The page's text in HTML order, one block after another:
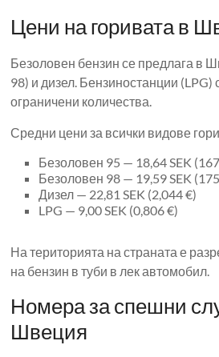
Цени на горивата в
Безоловен бензин се предлага в
98) и дизел. Бензиностанции (LPG)
ограничени количества.
Средни цени за всички видове
Безоловен 95 — 18,64 SEK
Безоловен 98 — 19,59 SEK
Дизел — 22,81 SEK (2,044 €)
LPG — 9,00 SEK (0,806 €)
На територията на страната е
на бензин в туби в лек автомобил.
Номера за спешни
Швеция